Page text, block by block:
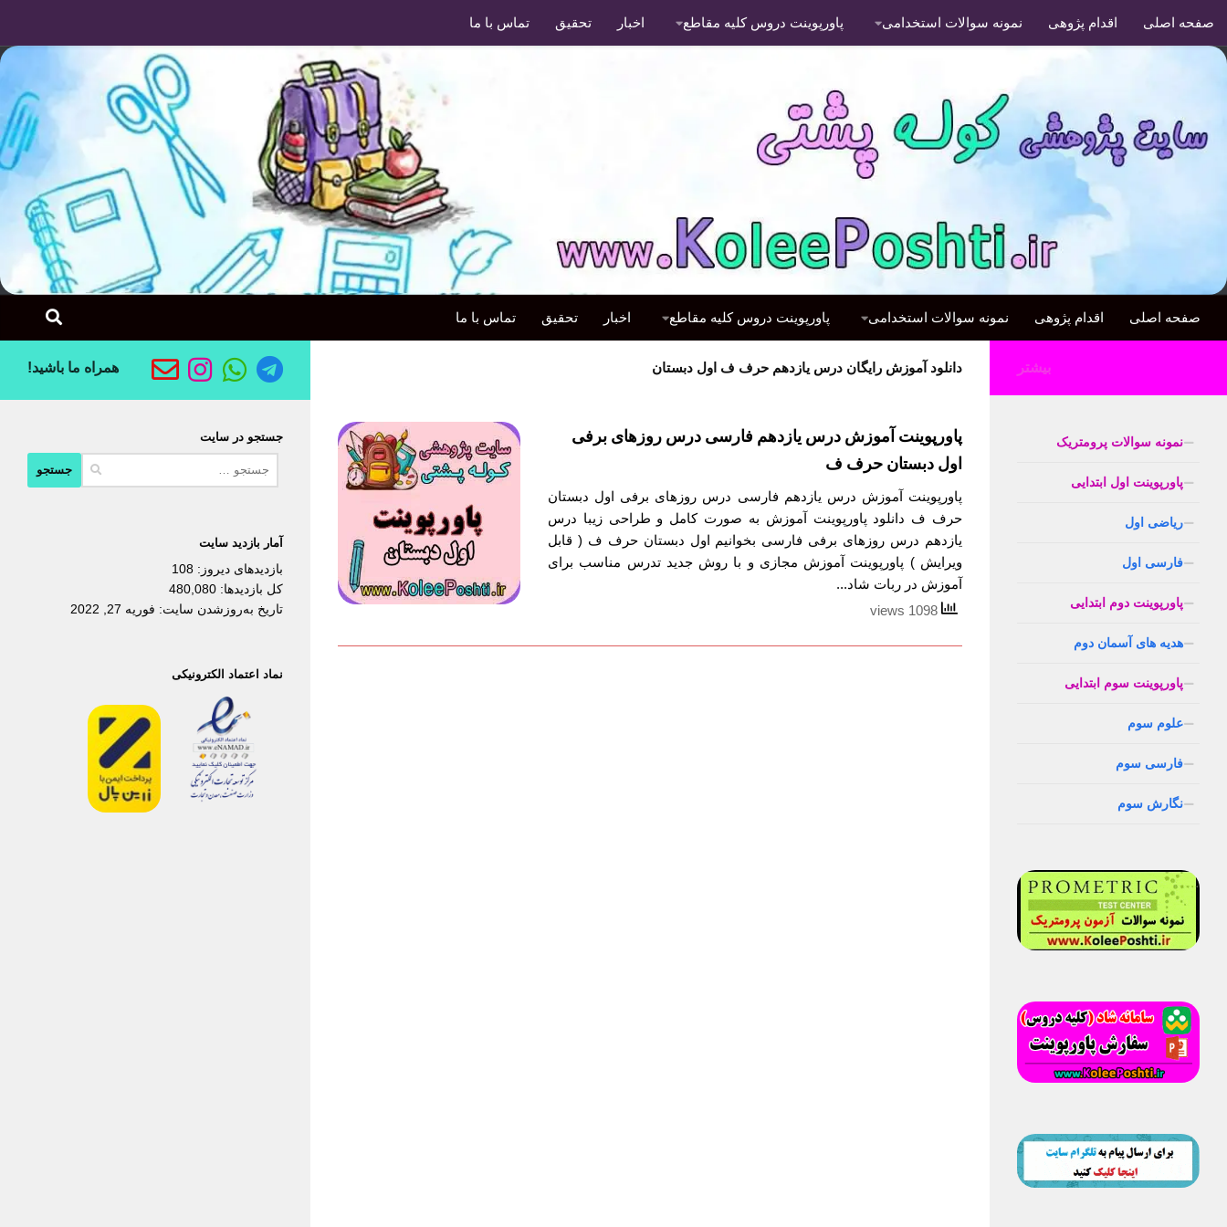
صفحه اصلی اقدام پژوهی نمونه سوالات استخدامی پاورپوینت دروس کلیه مقاطع اخبار تحقیق تماس با ما
صفحه اصلی اقدام پژوهی نمونه سوالات استخدامی پاورپوینت دروس کلیه مقاطع اخبار تحقیق تماس با ما
دانلود آموزش رایگان درس یازدهم حرف ف اول دبستان
پاورپوینت آموزش درس یازدهم فارسی درس روزهای برفی
اول دبستان حرف ف
پاورپوینت آموزش درس یازدهم فارسی درس روزهای برفی اول دبستان
حرف ف دانلود پاورپوینت آموزش به صورت کامل و طراحی زیبا درس
یازدهم درس روزهای برفی فارسی بخوانیم اول دبستان حرف ف ( قابل
ویرایش ) پاورپوینت آموزش مجازی و با روش جدید تدرس مناسب برای
آموزش در ربات شاد...
همراه ما باشید!
جستجو در سایت
آمار بازدید سایت
بازدیدهای دیروز: 108
کل بازدیدها: 480,080
تاریخ به‌روزشدن سایت: فوریه 27, 2022
نماد اعتماد الکترونیکی
بیشتر
نمونه سوالات پرومتریک
پاورپوینت اول ابتدایی
ریاضی اول
فارسی اول
پاورپوینت دوم ابتدایی
هدیه های آسمان دوم
پاورپوینت سوم ابتدایی
علوم سوم
فارسی سوم
نگارش سوم